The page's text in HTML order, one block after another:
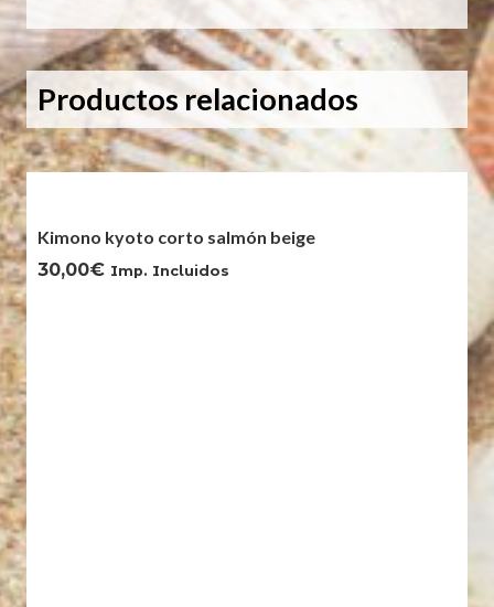
Productos relacionados
Kimono kyoto corto salmón beige
30,00€ Imp. Incluidos